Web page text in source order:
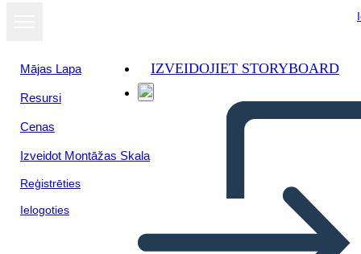
Mājas Lapa
Resursi
Cenas
Izveidot Montāžas Skala
Reģistrēties
Ielogoties
IZVEIDOJIET STORYBOARD
Skatīt kā
slaidrādi